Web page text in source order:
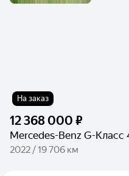
На заказ
12 368 000 ₽
Mercedes-Benz G-
2022 / 19 706 км